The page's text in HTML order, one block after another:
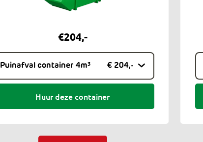
€204,-
Puinafval container 4m³ € 204,-
Huur deze container